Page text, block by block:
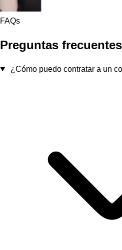
FAQs
Preguntas frecuentes
¿Cómo puedo contratar a un